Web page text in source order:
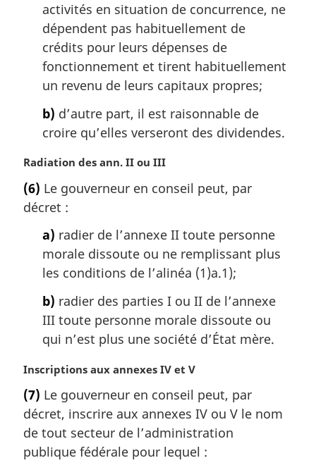
activités en situation de concurrence, ne
dépendent pas habituellement de
crédits pour leurs dépenses de
fonctionnement et tirent habituellement
un revenu de leurs capitaux propres;
b) d’autre part, il est raisonnable de
croire qu’elles verseront des dividendes.
N
t
e
:
Radiation des ann. II ou III
(6) Le gouverneur en conseil peut, par
décret :
a) radier de l’annexe II toute personne
morale dissoute ou ne remplissant plus
les conditions de l’alinéa (1)a.1);
b) radier des parties I ou II de l’annexe
III toute personne morale dissoute ou
qui n’est plus une société d’État mère.
N
t
e
m
a
r
Inscriptions aux annexes IV et V
(7) Le gouverneur en conseil peut, par
décret, inscrire aux annexes IV ou V le nom
de tout secteur de l’administration
publique fédérale pour lequel :